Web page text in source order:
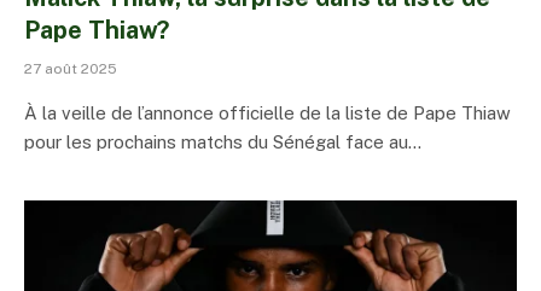
Pape Thiaw?
27 août 2025
À la veille de l’annonce officielle de la liste de Pape Thiaw
pour les prochains matchs du Sénégal face au…